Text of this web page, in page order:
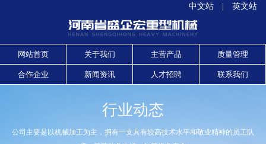
中文站 英文站
网站首页 关于我们 主营产品 质量管理
合作企业 新闻资讯 人才招聘 联系我们
行业动态
公司主要是以机械加工为主，拥有一支具有较高技术水平和敬业精神的员工队